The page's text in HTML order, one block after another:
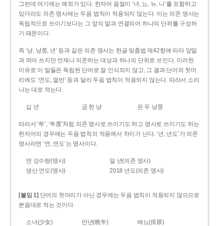
그런데 여기에는 예외가 있다. 한자어 음절이 ‘녀, 뇨, 뉴, 니’를 포함하고
있더라도 의존 명사에는 두음 법칙이 적용되지 않는다. 이는 의존 명사는
독립적으로 쓰이기보다는 그 앞의 말과 연결되어 하나의 단위를 구성하
기 때문이다.
즉 ‘냥, 냥쭝, 년’ 등과 같은 의존 명사는 한글 맞춤법 제42항에 따라 앞말
과 띄어 쓰지만 언제나 의존하는 대상과 하나의 단위로 쓰인다. 이러한
이유로 이 말들은 독립된 단어로 잘 인식되지 않고, 그 결과 단어의 첫머
리에도 ‘연도, 열반’ 등과 달리 두음 법칙이 적용되지 않는다. 따라서 소리
나는 대로 적는다.
십 년 금 한 냥 은 두 냥쭝
따라서 ‘年’, ‘年度’처럼 의존 명사로 쓰이기도 하고 명사로 쓰이기도 하는
한자어의 경우에는 두음 법칙의 적용에서 차이가 난다. ‘년, 년도’가 의존
명사라면 ‘연, 연도’는 명사이다.
연 강수량(명사)
일 년(의존 명사)
생산 연도(명사)
2018 년도(의존 명사)
[붙임 1] 단어의 첫머리가 아닌 경우에는 두음 법칙이 적용되지 않으므로
본음대로 적는 것이다.
소녀(少女) 만년(晩年)
배뇨(排尿)